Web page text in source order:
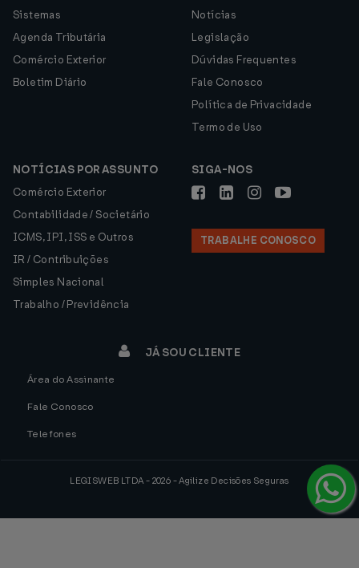
Sistemas
Agenda Tributária
Comércio Exterior
Boletim Diário
Notícias
Legislação
Dúvidas Frequentes
Fale Conosco
Política de Privacidade
Termo de Uso
NOTÍCIAS POR ASSUNTO
Comércio Exterior
Contabilidade / Societário
ICMS, IPI, ISS e Outros
IR / Contribuições
Simples Nacional
Trabalho / Previdência
SIGA-NOS
TRABALHE CONOSCO
JÁ SOU CLIENTE
Área do Assinante
Fale Conosco
Telefones
LEGISWEB LTDA - 2026 - Agilize Decisões Seguras